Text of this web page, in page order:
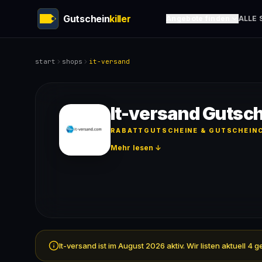
Gutscheinkiller ALLE
start shops it-versand
It-versand
RABATTGUTSCHEINE &
Mehr lesen ↓
It-versand ist im August 2026 aktiv. Wir listen aktuell 4